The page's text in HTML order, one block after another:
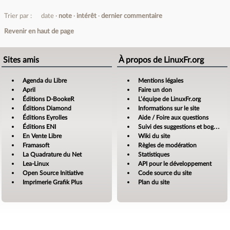
Trier par : date note intérêt dernier commentaire
Revenir en haut de page
Sites amis
Agenda du Libre
April
Éditions D-BookeR
Éditions Diamond
Éditions Eyrolles
Éditions ENI
En Vente Libre
Framasoft
La Quadrature du Net
Lea-Linux
Open Source Initiative
Imprimerie Grafik Plus
À propos de LinuxFr.org
Mentions légales
Faire un don
L’équipe de LinuxFr.org
Informations sur le site
Aide / Foire aux questions
Suivi des suggestions et bogues
Wiki du site
Règles de modération
Statistiques
API pour le développement
Code source du site
Plan du site